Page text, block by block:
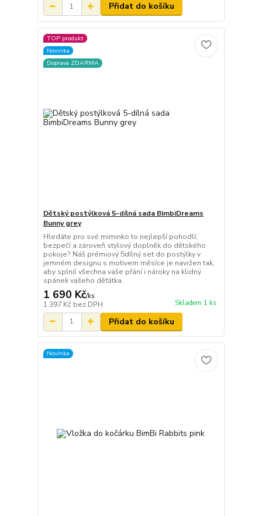
Přidat do košíku
TOP produkt
Novinka
Doprava ZDARMA
Dětský postýlková 5-dílná sada BimbiDreams
Bunny grey
Hledáte pro své miminko to nejlepší pohodlí,
bezpečí a zároveň stylový doplněk do dětského
pokoje? Náš prémiový 5dílný set do postýlky v
jemném designu s motivem měsíce je navržen tak,
aby splnil všechna vaše přání i nároky na klidný
spánek vašeho děťátka.
1 690 Kč/ks
1 397 Kč bez DPH Skladem 1 ks
Přidat do košíku
Novinka